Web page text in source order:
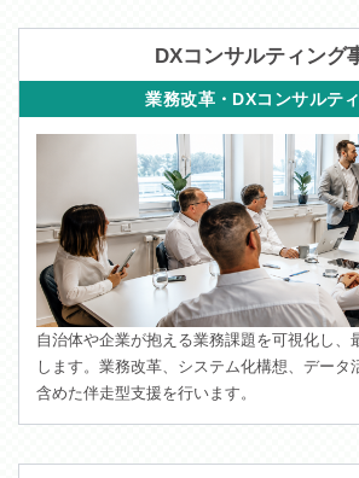
DXコンサルティング
業務改革・DXコンサルテ
自治体や企業が抱える業務課題を可視化し、
します。業務改革、システム化構想、データ
含めた伴走型支援を行います。